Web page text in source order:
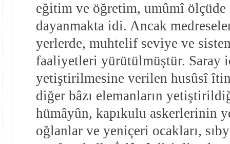
eğitim ve öğretim, umûmî ölçüde
dayanmakta idi. Ancak
yerlerde, muhtelif seviye ve
faaliyetleri yürütülmüştür. Saray
yetiştirilmesine verilen husûsî
diğer bâzı elemanların
hümâyûn, kapıkulu askerlerinin
oğlanlar ve yeniçeri ocakları,